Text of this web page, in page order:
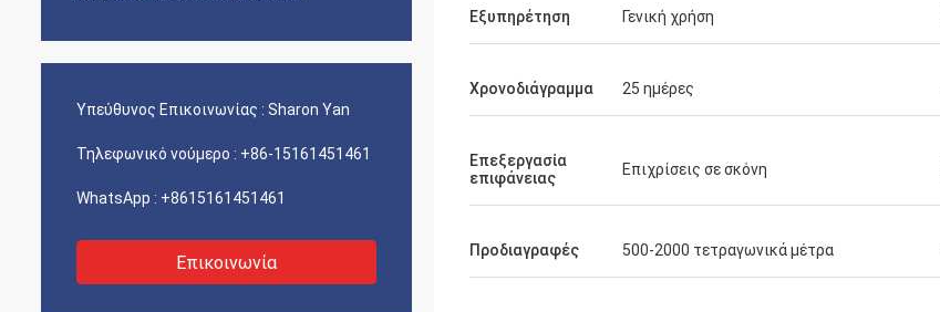
Υπεύθυνος Επικοινωνίας : Sharon Yan
Τηλεφωνικό νούμερο : +86-15161451461
WhatsApp : +8615161451461
Επικοινωνία
Εξυπηρέτηση Γενική χρήση
Χρονοδιάγραμμα 25 ημέρες
Επεξεργασία
επιφάνειας
Επιχρίσεις σε σκόνη
Προδιαγραφές 500-2000 τετραγωνικά μέτρα